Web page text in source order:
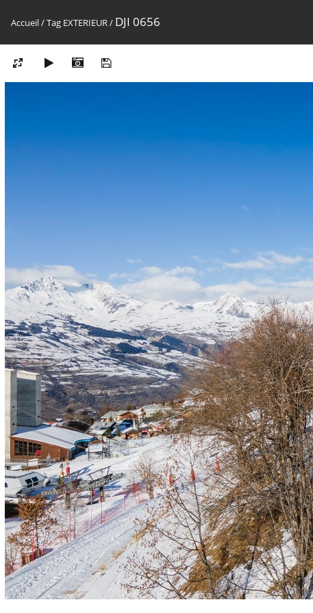
Accueil/Tag EXTERIEUR/ DJI 0656